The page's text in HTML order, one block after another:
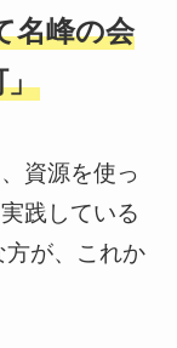
名峰の会
」
資源を使っ
践している
が、これか